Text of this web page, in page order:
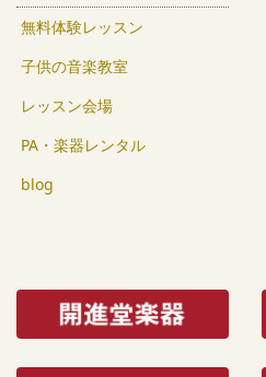
無料体験レッスン
子供の音楽教室
レッスン会場
PA・楽器レンタル
blog